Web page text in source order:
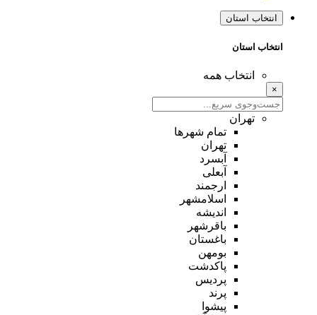
انتخاب استان
انتخاب استان
انتخاب همه
×
تهران
تمام شهر‌ها
تهران
آبسرد
آبعلی
ارجمند
اسلامشهر
اندیشه
باقرشهر
باغستان
بومهن
پاکدشت
پردیس
پرند
پیشوا